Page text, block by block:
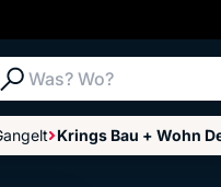
Suche: Was? Wo?
Krings Bau + Wohn